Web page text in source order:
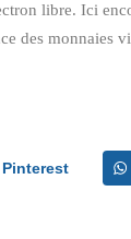
libre. Ici
des monnaies
Pinterest